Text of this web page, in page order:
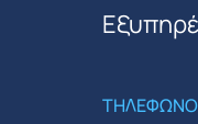
ΤΗΛΕΦΩΝΟ